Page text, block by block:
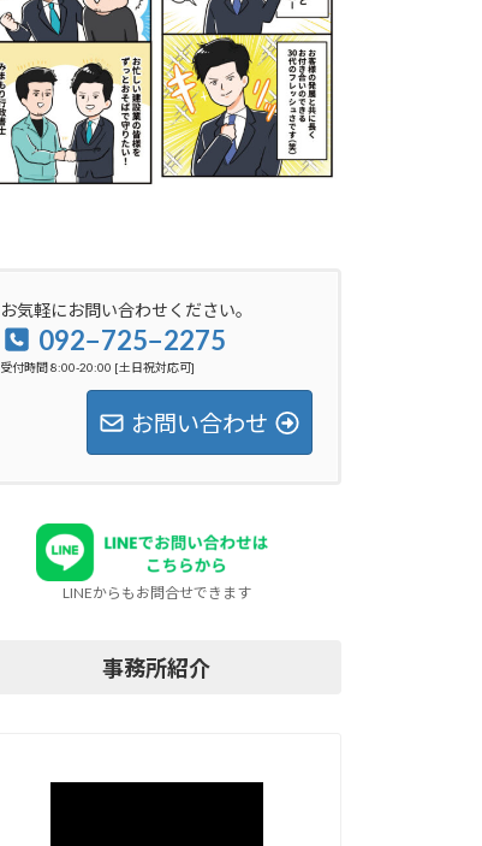
お気軽にお問い合わせください。
092−725−2275
受付時間 8:00-20:00 [土日祝対応可]
お問い合わせ
LINEからもお問合せできます
事務所紹介